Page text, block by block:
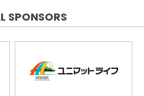
SPONSORS